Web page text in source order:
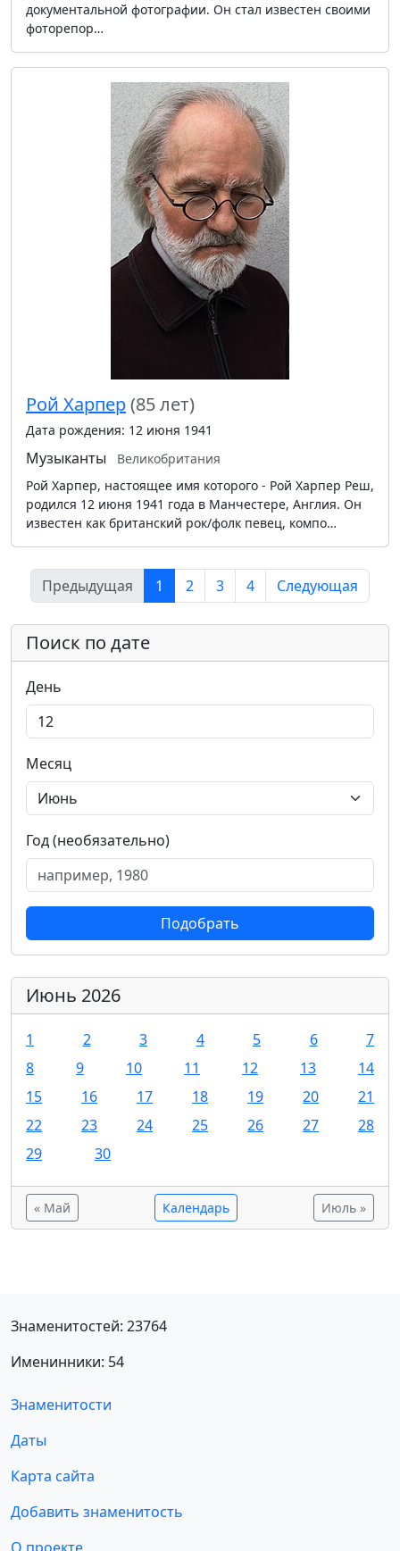
документальной фотографии. Он стал известен своими
фоторепор…
Рой Харпер(85 лет)
Дата рождения: 12 июня 1941
Музыканты
Великобритания
Рой Харпер, настоящее имя которого - Рой Харпер Реш,
родился 12 июня 1941 года в Манчестере, Англия. Он
известен как британский рок/фолк певец, компо…
Предыдущая 1 2 3 4 Следующая
Поиск по дате
День
Месяц
Год (необязательно)
Подобрать
Июнь 2026
1 2 3 4 5 6
7
8
9 10 11 12 13
14
15
16 17 18 19 20
21
22
23 24 25 26 27
28
29
30
« Май Календарь Июль »
Знаменитостей: 23764
Именинники: 54
Знаменитости
Даты
Карта сайта
Добавить знаменитость